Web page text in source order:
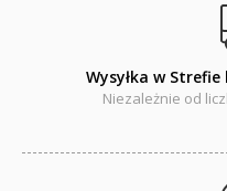
Wysyłka w
Niezależnie od